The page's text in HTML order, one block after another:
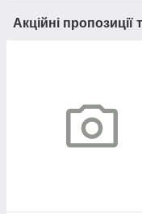
Акційні пропозиції